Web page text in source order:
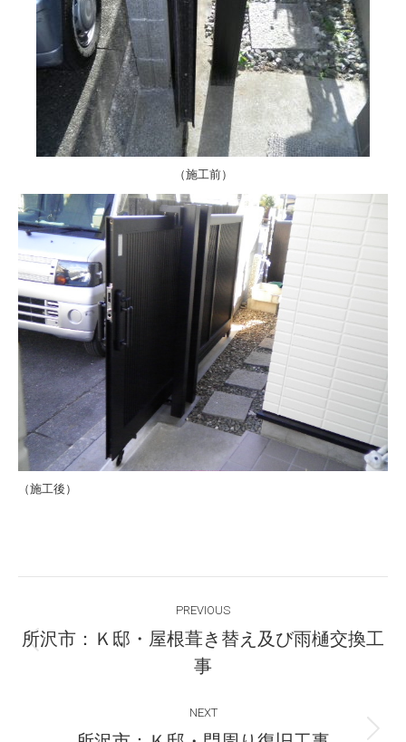
（施工前）
（施工後）
navigation
PREVIOUS
Previous
post:
所沢市：Ｋ邸・屋根葺き替え及び雨樋交換工
事
NEXT
Next